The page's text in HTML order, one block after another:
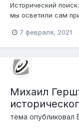
Исторический
мы осветили сам
признаться,
7 февраля, 2021
Михаил
тема опубликовал